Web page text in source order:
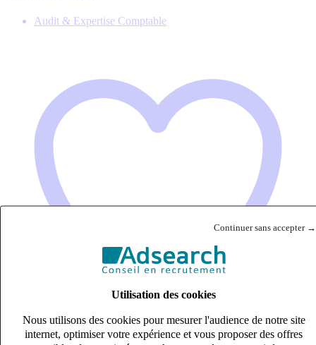
Continuer sans accepter →
Utilisation des cookies
Nous utilisons des cookies pour mesurer l'audience de notre site
internet, optimiser votre expérience et vous proposer des offres
Audit & Expertise Comptable